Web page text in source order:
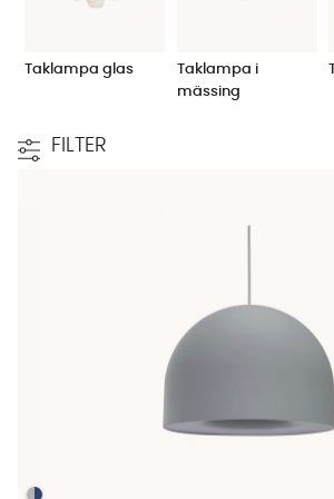
Taklampa glas
Taklampa i
mässing
FILTER